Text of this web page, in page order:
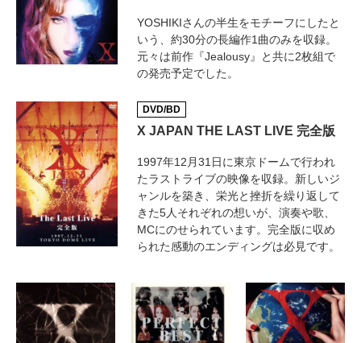
YOSHIKIさんの半生をモチーフにしたと
いう、約30分の長編作1曲のみを収録。
元々は前作『Jealousy』と共に2枚組で
の発売予定でした。
DVD/BD
X JAPAN THE LAST LIVE 完全版
1997年12月31日に東京ドームで行われ
たラストライブの映像を収録。新しいジ
ャンルを築き、栄光と挫折を繰り返して
きた5人それぞれの想いが、演奏や歌、
MCにのせられています。完全版に収め
られた感動のエンディングは必見です。